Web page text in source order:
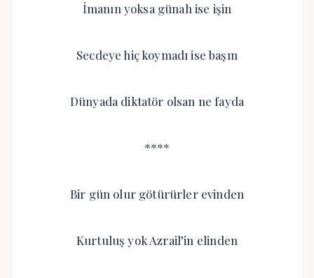
İmanın yoksa günah ise işin
Secdeye hiç koymadı ise başın
Dünyada diktatör olsan ne fayda
****
Bir gün olur götürürler evinden
Kurtuluş yok Azrail’in elinden